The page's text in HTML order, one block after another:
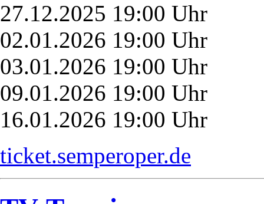
27.12.2025 19:00 Uhr
02.01.2026 19:00 Uhr
03.01.2026 19:00 Uhr
09.01.2026 19:00 Uhr
16.01.2026 19:00 Uhr
ticket.semperoper.de